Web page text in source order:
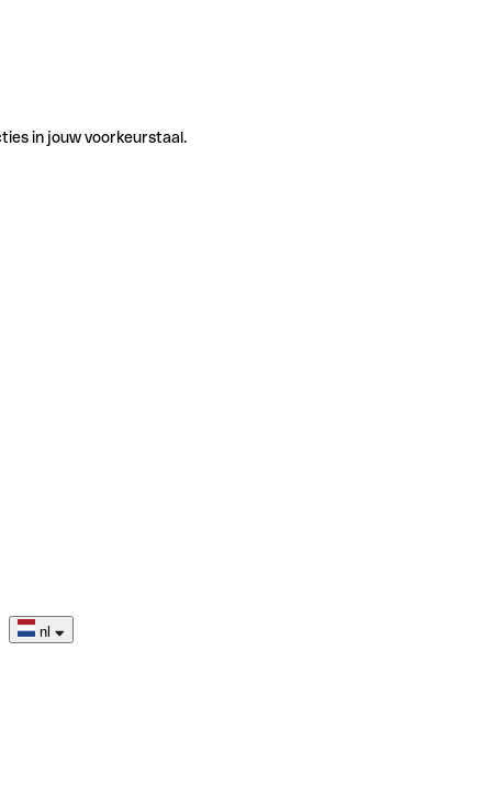
in jouw voorkeurstaal.
nl